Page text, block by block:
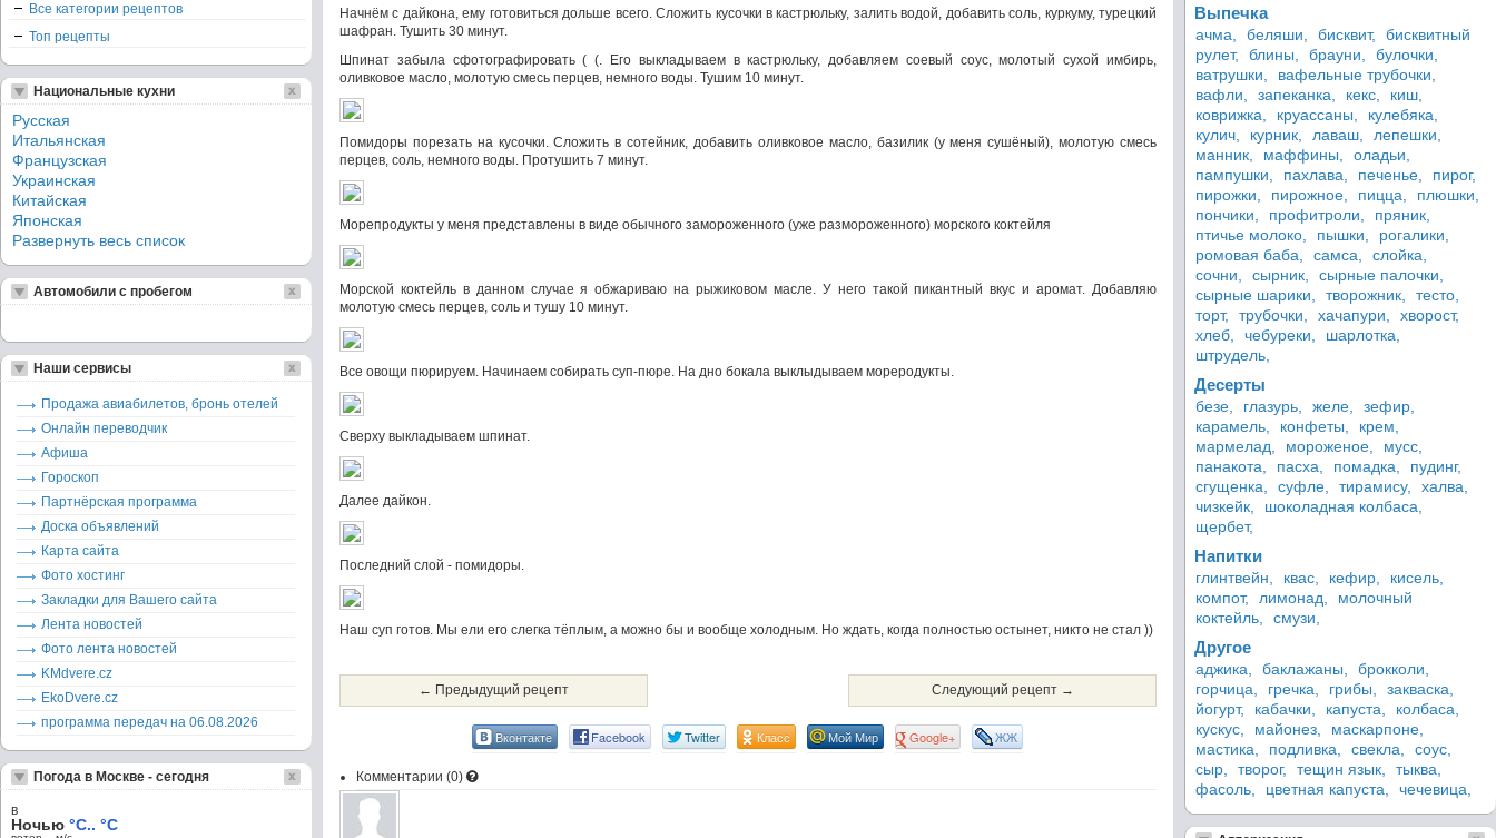
Начнём с дайкона, ему готовиться дольше всего. Сложить кусочки в кастрюльку, залить водой, добавить соль, куркуму, турецкий
шафран. Тушить 30 минут.
Шпинат забыла сфотографировать ( (. Его выкладываем в кастрюльку, добавляем соевый соус, молотый сухой имбирь,
оливковое масло, молотую смесь перцев, немного воды. Тушим 10 минут.
Помидоры порезать на кусочки. Сложить в сотейник, добавить оливковое масло, базилик (у меня сушёный), молотую смесь
перцев, соль, немного воды. Протушить 7 минут.
Морепродукты у меня представлены в виде обычного замороженного (уже размороженного) морского коктейля
Морской коктейль в данном случае я обжариваю на рыжиковом масле. У него такой пикантный вкус и аромат. Добавляю
молотую смесь перцев, соль и тушу 10 минут.
Все овощи пюрируем. Начинаем собирать суп-пюре. На дно бокала выклыдываем мореродукты.
Сверху выкладываем шпинат.
Далее дайкон.
Последний слой - помидоры.
Наш суп готов. Мы ели его слегка тёплым, а можно бы и вообще холодным. Но ждать, когда полностью остынет, никто не стал ))
← Предыдущий рецепт Следующий рецепт →
Вконтакте Facebook Twitter Класс Мой Мир Google+ ЖЖ
Комментарии (0)
Все категории рецептов
Топ рецепты
Национальные кухни
Русская
Итальянская
Французская
Украинская
Китайская
Японская
Развернуть весь список
Автомобили с пробегом
Наши сервисы
Продажа авиабилетов, бронь отелей
Онлайн переводчик
Афиша
Гороскоп
Партнёрская программа
Доска объявлений
Карта сайта
Фото хостинг
Закладки для Вашего сайта
Лента новостей
Фото лента новостей
KMdvere.cz
EkoDvere.cz
программа передач на 06.08.2026
Погода в Москве - сегодня
в
Ночью °C.. °C
Выпечка
ачма, беляши, бисквит,
бисквитный
рулет,
блины, брауни,
булочки,
ватрушки,
вафельные трубочки,
вафли,
запеканка, кекс,
киш,
коврижка,
круассаны,
кулебяка,
кулич,
курник, лаваш,
лепешки,
манник,
маффины,
оладьи,
пампушки,
пахлава, печенье,
пирог,
пирожки,
пирожное, пицца,
плюшки,
пончики,
профитроли,
пряник,
птичье молоко,
пышки,
рогалики,
ромовая баба,
самса,
слойка,
сочни,
сырник,
сырные палочки,
сырные шарики,
творожник,
тесто,
торт,
трубочки, хачапури,
хворост,
хлеб,
чебуреки,
шарлотка,
штрудель,
Десерты
безе, глазурь, желе,
зефир,
карамель,
конфеты,
крем,
мармелад,
мороженое,
мусс,
панакота,
пасха, помадка,
пудинг,
сгущенка,
суфле, тирамису,
халва,
чизкейк,
шоколадная колбаса,
щербет,
Напитки
глинтвейн, квас, кефир,
кисель,
компот,
лимонад,
молочный
коктейль,
смузи,
Другое
аджика, баклажаны,
брокколи,
горчица,
гречка, грибы,
закваска,
йогурт,
кабачки, капуста,
колбаса,
кускус,
майонез,
маскарпоне,
мастика,
подливка, свекла,
соус,
сыр,
творог, тещин язык,
тыква,
фасоль,
цветная капуста, чечевица,